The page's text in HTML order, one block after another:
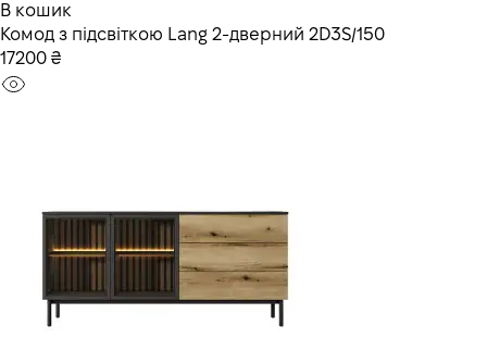
В кошик
Комод з підсвіткою Lang 2-дверний 2D3S/150
17200 ₴